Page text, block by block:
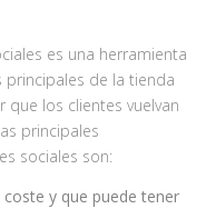
es una herramienta
de la tienda
que los clientes vuelvan
principales
sociales son:
y que puede tener